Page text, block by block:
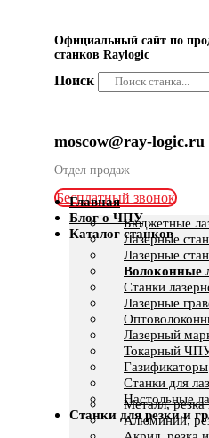
Официальный сайт по
станков Raylogic
Поиск
moscow@ray-logic.ru
Отдел продаж
Бесплатный звонок
Главная
Блог о ЧПУ
Каталог станков
Бюджетные
Лазерные
Лазерные
Волоконные
Станки
Лазерные
Лазерный
Токарный
Газификаторы
Cтанки для
Настольные
Станки для резки и
Металл, резка
Алюминий,